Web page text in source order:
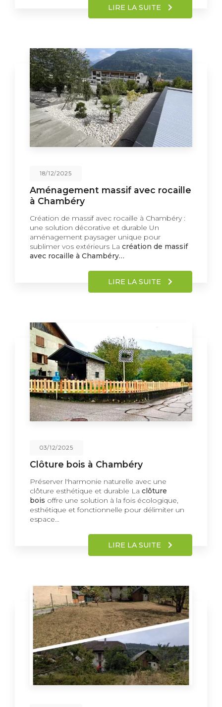
LIRE LA SUITE
18/12/2025
Aménagement massif avec rocaille
à Chambéry
Création de massif avec rocaille à Chambéry :
une solution décorative et durable Un
aménagement paysager unique pour
sublimer vos extérieurs La création de massif
avec rocaille à Chambéry…
LIRE LA SUITE
03/12/2025
Clôture bois à Chambéry
Préserver l'harmonie naturelle avec une
clôture esthétique et durable La clôture
bois offre une solution à la fois écologique,
esthétique et fonctionnelle pour délimiter un
espace…
LIRE LA SUITE